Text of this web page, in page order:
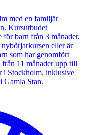
med en familjär
Kursutbudet
barn från 3 månader,
eller är
som har genomfört
11 månader upp till
i Stockholm, inklusive
Gamla Stan.